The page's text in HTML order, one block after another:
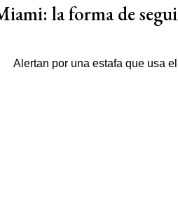
la forma de